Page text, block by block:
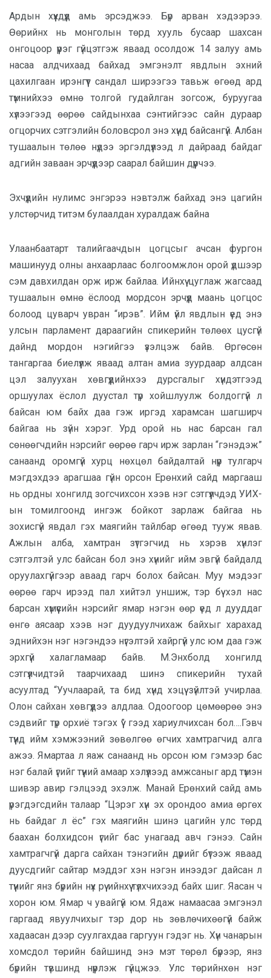
Ардын хүүхдүүд амь эрсэджээ. Бүр арван хэдээрээ.
Өөрийнх нь монголын төрд хууль бусаар шахсан
онгоцоор үүрэг гүйцэтгэж яваад осолдож 14 залуу амь
насаа алдчихаад байхад эмгэнэлт явдлын эхний
цахилгаан ирэнгүүт сандал ширээгээ тавьж өгөөд ард
түмнийхээ өмнө толгой гудайлган зогсож, буруугаа
хүлээгээд өөрөө сайдынхаа сэнтийгээс сайн дураар
огцорчих сэтгэлийн боловсрол энэ хүнд байсангүй. Албан
тушаалын төлөө нүдээ эргэлдүүлээд л дайраад байдаг
адгийн заваан эрчүүдээр саарал байшин дүүрчээ.
Эхчүүдийн нулимс энгэрээ нэвтэлж байхад энэ цагийн
улстөрчид титэм булаалдан хуралдаж байна
Улаанбаатарт талийгаачдын цогцсыг ачсан фургон
машинууд олны анхаарлаас болгоомжлон орой үдшээр
сэм давхилдан орж ирж байлаа. Ийнхүү цуглаж жагсаад
тушаалын өмнө ёслоод мордсон эрчүүд маань цогцос
болоод цуварч увран “ирэв”. Ийм үйл явдлын үед энэ
улсын парламент дараагийн спикерийн төлөөх цусгүй
дайнд мордон нэгийгээ үзэлцэж байв. Өргөсөн
тангаргаа биелүүлж яваад алтан амиа зуурдаар алдсан
цэл залуухан хөвгүүдийнхээ дурсгалыг хүндэтгээд
оршуулах ёслол дуустал түр хойшлуулж болдоггүй л
байсан юм байх даа гэж иргэд харамсан шагширч
байгаа нь зүйн хэрэг. Урд орой нь нас барсан гал
сөнөөгчдийн нэрсийг өөрөө гарч ирж зарлан “гэнэдэж”
санаанд оромгүй хурц нөхцөл байдалтай нүүр тулгарч
мэгдэхдээ арагшаа гүйн орсон Ерөнхий сайд маргааш
нь ордны хонгилд зогсчихсон хээв нэг сэтгүүлчдэд УИХ-
ын томилгоонд ингэж бойкот зарлаж байгаа нь
зохисгүй явдал гэх маягийн тайлбар өгөөд тууж явав.
Ажлын алба, хамтран зүтгэгчид нь хэрэв хүнлэг
сэтгэлтэй улс байсан бол энэ хүнийг ийм эвгүй байдалд
оруулахгүйгээр аваад гарч болох байсан. Муу мэдээг
өөрөө гарч ирээд пал хийтэл уншиж, тэр бүү хэл нас
барсан хүмүүсийн нэрсийг ямар нэгэн өөр үед л дууддаг
өнгө аясаар хээв нэг дуудуулчихаж байхыг харахад
эднийхэн нэг нэгэндээ нүгэлтэй хайргүй улс юм даа гэж
эрхгүй халагламаар байв. М.Энхболд хонгилд
сэтгүүлчидтэй таарчихаад шинэ спикерийн тухай
асуултад “Уучлаарай, та бид хүнд хэцүү зүйлтэй учирлаа.
Олон сайхан хөвгүүдээ алдлаа. Одоогоор цөмөөрөө энэ
сэдвийг түр орхиё тэгэх үү” гээд хариулчихсан бол….Гэвч
түүнд ийм хэмжээний зөвөлгөө өгчих хамтрагчид алга
ажээ. Ямартаа л яаж санаанд нь орсон юм гэмээр бас
нэг балай үгийг түүний амаар хэлүүлээд амжсаныг ард түмэн
шивэр авир гэлцээд эхэлж. Манай Ерөнхий сайд амь
үрэгдэгсдийн талаар “Цэрэг хүн эх орондоо амиа өргөх
нь байдаг л ёс” гэх маягийн шинэ цагийн улс төрд
баахан болхидсон үгийг бас унагаад авч гэнээ. Сайн
хамтрагчгүй дарга сайхан тэнэгийн дүрийг бүтээж яваад
дуусдгийг сайтар мэддэг хэн нэгэн инээдэг дайсан л
түүнийг янз бүрийн нүх рүү ийнхүү түлхчихээд байх шиг. Яасан ч
хорон юм. Ямар ч увайгүй юм. Ядаж намаасаа эмгэнэл
гаргаад явуулчихыг тэр дор нь зөвлөчихөөгүй байж
хадаасан дээр суулгахдаа гаргуун гэдэг нь. Хүн чанарын
хомсдол төрийн байшинд энэ мэт төрөл бүрээр, янз
бүрийн түвшинд нүүрлэж гүйцжээ. Улс төрийнхөн нэг